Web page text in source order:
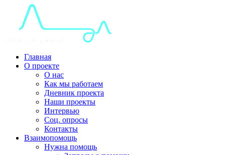
Главная
О проекте
О нас
Как мы работаем
Дневник проекта
Наши проекты
Интервью
Соц. опросы
Контакты
Взаимопомощь
Нужна помощь